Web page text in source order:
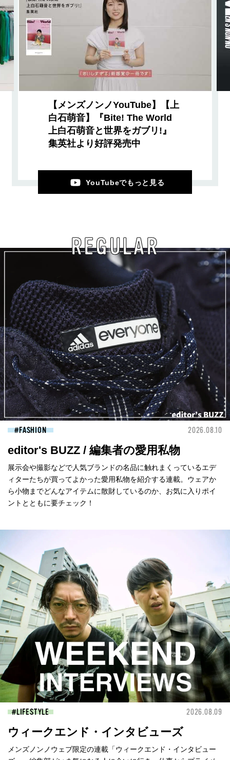
【メンズノンノYouTube】【上
白石萌音】『Bite! The World
上白石萌音と世界をガブリ!』
集英社より好評発売中
YouTubeでもっと見る
REGULAR
FASHION 2026.08.10
editor's BUZZ / 編集者の愛用私物
展示会や撮影などで人気ブランドの名品に触れまくっているエデ
ィターたちが買ってよかった愛用私物を紹介する連載。ウェアか
ら小物までどんなアイテムに散財しているのか、お気に入りポイ
ントとともに要チェック！
LIFESTYLE 2026.08.09
ウィークエンド・インタビューズ
メンズノンノウェブ限定の連載「ウィークエンド・インタビュー